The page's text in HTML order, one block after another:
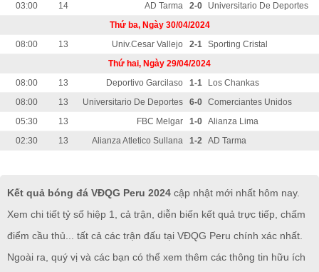
03:00
14 AD Tarma 2-0
Universitario De Deportes
Thứ ba, Ngày 30/04/2024
08:00
13 Univ.Cesar Vallejo 2-1
Sporting Cristal
Thứ hai, Ngày 29/04/2024
08:00
13 Deportivo Garcilaso 1-1
Los Chankas
08:00
13 Universitario De Deportes 6-0
Comerciantes Unidos
05:30
13 FBC Melgar 1-0
Alianza Lima
02:30
13 Alianza Atletico Sullana 1-2 AD Tarma
Kết quả bóng đá VĐQG Peru 2024 cập nhật mới nhất hôm nay.
Xem chi tiết tỷ số hiệp 1, cả trận, diễn biến kết quả trực tiếp, chấm
điểm cầu thủ... tất cả các trận đấu tại VĐQG Peru chính xác nhất.
Ngoài ra, quý vị và các bạn có thể xem thêm các thông tin hữu ích